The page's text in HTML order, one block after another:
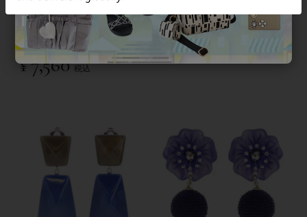
水牛ホルンラウンドイヤリン
グ/3401201【STORY 掲載】
¥7,560 税込
スタルガラスイヤリン
グ/3191001
¥ 11,000